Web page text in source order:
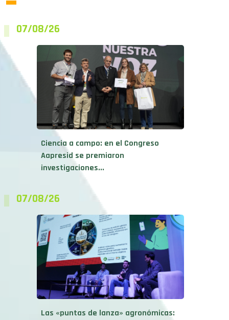
Ciencia a campo: en el Congreso
Aapresid se premiaron
investigaciones...
Las «puntas de lanza» agronómicas:
De los híbridos de trigo...